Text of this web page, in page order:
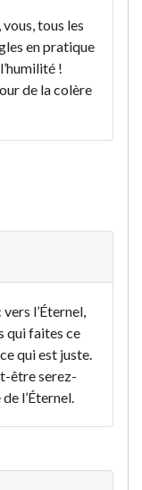
tous les
en pratique
!
de la colère
l’Éternel,
qui faites ce
qui est juste.
être serez-
l’Éternel.